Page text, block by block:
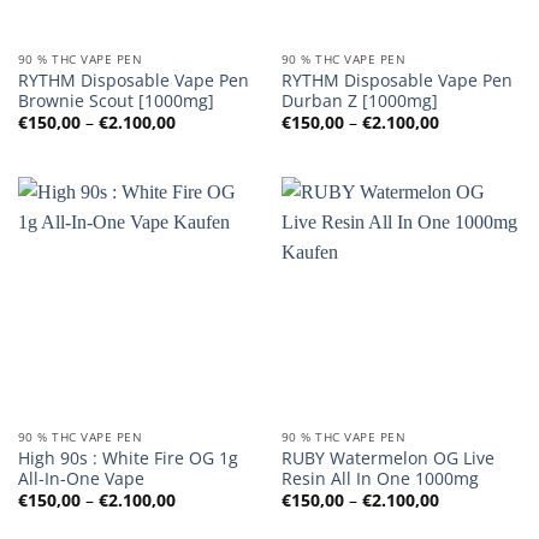
90 % THC VAPE PEN
RYTHM Disposable Vape Pen
Brownie Scout [1000mg]
€150,00 – €2.100,00Preisspanne:
90 % THC VAPE PEN
RYTHM Disposable Vape Pen
Durban Z [1000mg]
€150,00 – €2.100,00
90 % THC VAPE PEN
High 90s : White Fire OG 1g
All-In-One Vape
€150,00 – €2.100,00Preisspanne:
€150,00
90 % THC VAPE PEN
RUBY Watermelon OG Live
Resin All In One 1000mg
€150,00 – €2.100,00
€150,00